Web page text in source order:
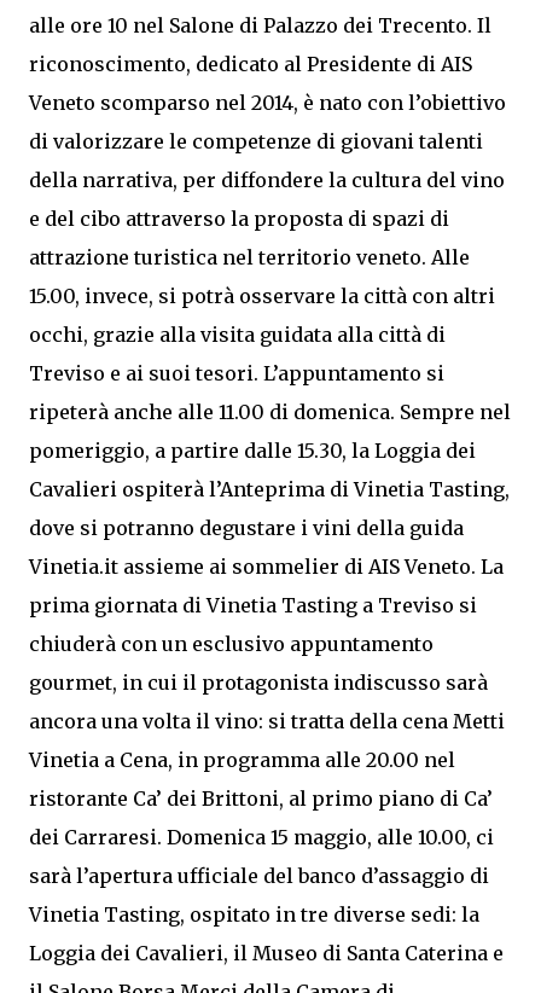
alle ore 10 nel Salone di Palazzo dei Trecento. Il
riconoscimento, dedicato al Presidente di AIS
Veneto scomparso nel 2014, è nato con l’obiettivo
di valorizzare le competenze di giovani talenti
della narrativa, per diffondere la cultura del vino
e del cibo attraverso la proposta di spazi di
attrazione turistica nel territorio veneto. Alle
15.00, invece, si potrà osservare la città con altri
occhi, grazie alla visita guidata alla città di
Treviso e ai suoi tesori. L’appuntamento si
ripeterà anche alle 11.00 di domenica. Sempre nel
pomeriggio, a partire dalle 15.30, la Loggia dei
Cavalieri ospiterà l’Anteprima di Vinetia Tasting,
dove si potranno degustare i vini della guida
Vinetia.it assieme ai sommelier di AIS Veneto. La
prima giornata di Vinetia Tasting a Treviso si
chiuderà con un esclusivo appuntamento
gourmet, in cui il protagonista indiscusso sarà
ancora una volta il vino: si tratta della cena Metti
Vinetia a Cena, in programma alle 20.00 nel
ristorante Ca’ dei Brittoni, al primo piano di Ca’
dei Carraresi. Domenica 15 maggio, alle 10.00, ci
sarà l’apertura ufficiale del banco d’assaggio di
Vinetia Tasting, ospitato in tre diverse sedi: la
Loggia dei Cavalieri, il Museo di Santa Caterina e